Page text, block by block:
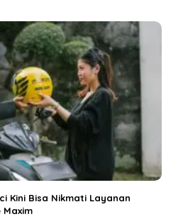
Kini Bisa Nikmati Layanan